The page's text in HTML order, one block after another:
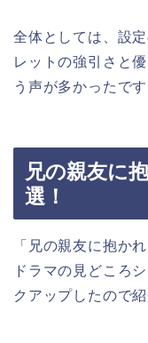
全体としては、設
レットの強引さと
う声が多かったです
兄の親友に
選！
「兄の親友に抱か
ドラマの見どころ
クアップしたので紹